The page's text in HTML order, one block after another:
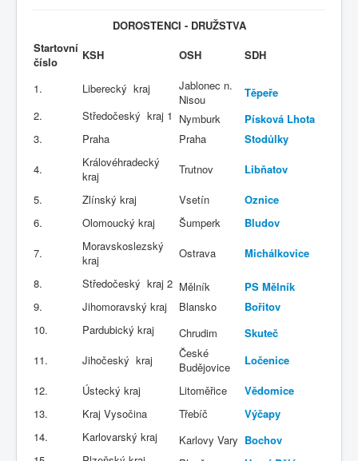
DOROSTENCI - DRUŽSTVA
Startovní
číslo
KSH OSH SDH
1. Liberecký kraj
Jablonec n.
Nisou
Těpeře
2.
Středočeský kraj 1 Nymburk
Písková Lhota
3.
Praha Praha
Stodůlky
4.
Královéhradecký
kraj
Trutnov
Libňatov
5.
Zlínský kraj Vsetín
Oznice
6.
Olomoucký kraj Šumperk
Bludov
7.
Moravskoslezský
kraj
Ostrava
Michálkovice
8.
Středočeský kraj 2 Mělník
PS Mělník
9.
Jihomoravský kraj Blansko
Bořitov
10.
Pardubický kraj Chrudim
Skuteč
11.
Jihočeský kraj
České
Budějovice
Ločenice
12.
Ústecký kraj Litoměřice
Vědomice
13.
Kraj Vysočina Třebíč
Výčapy
14.
Karlovarský kraj Karlovy Vary Bochov